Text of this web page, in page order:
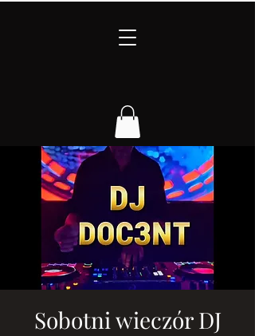
Sobotni wieczór DJ